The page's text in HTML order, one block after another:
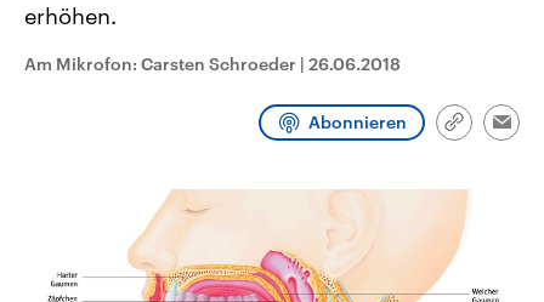
Umfragen, Prognosen,
und Hintergründe zu den Parteien
Sendungen Programm Podcasts
erhöhen.
Am Mikrofon: Carsten Schroeder | 26.06.2018
Abonnieren
Link